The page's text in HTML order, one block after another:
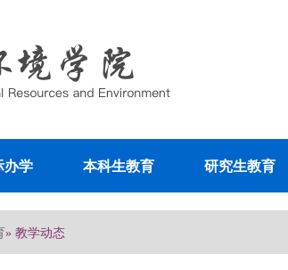
办学 本科生教育 研究生教育
» 教学动态